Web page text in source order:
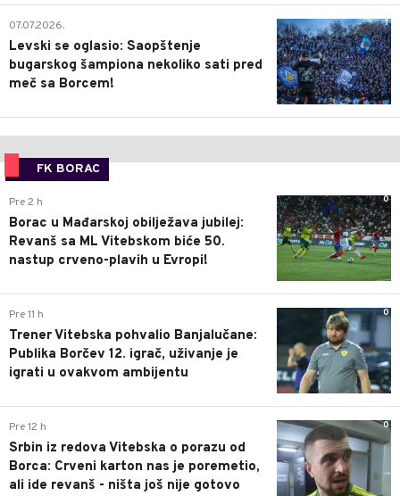
1
07.07.2026.
Levski se oglasio: Saopštenje
bugarskog šampiona nekoliko sati pred
meč sa Borcem!
FK BORAC
0
Pre 2 h
Borac u Mađarskoj obilježava jubilej:
Revanš sa ML Vitebskom biće 50.
nastup crveno-plavih u Evropi!
0
Pre 11 h
Trener Vitebska pohvalio Banjalučane:
Publika Borčev 12. igrač, uživanje je
igrati u ovakvom ambijentu
0
Pre 12 h
Srbin iz redova Vitebska o porazu od
Borca: Crveni karton nas je poremetio,
ali ide revanš - ništa još nije gotovo